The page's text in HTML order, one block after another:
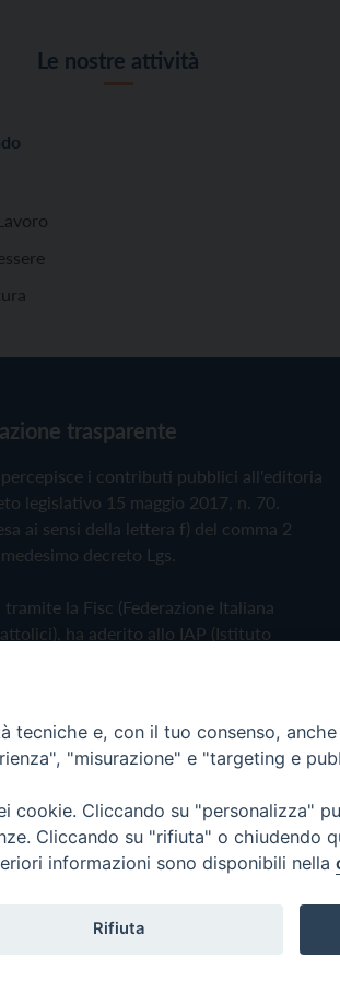
Le nostre attività
trasparente
i contributi pubblici all'editoria
legislativo 15 maggio 2017, n. 70.
ai sensi della lettera f) del comma 2
decreto Lgs.
la Fisc (Federazione Italiana
ha aderito allo IAP (Istituto
Cookie Policy
tecniche e, con il tuo consenso,
"misurazione" e "targeting e
cookie. Cliccando su "personalizza"
Cliccando su "rifiuta" o chiudendo
informazioni sono disponibili nella
Rifiuta